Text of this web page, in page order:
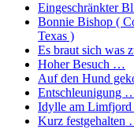
Eingeschränkter
Bonnie Bishop (
Texas )
Es braut sich was
Hoher Besuch …
Auf den Hund
Entschleunigung
Idylle am
Kurz festgehalten